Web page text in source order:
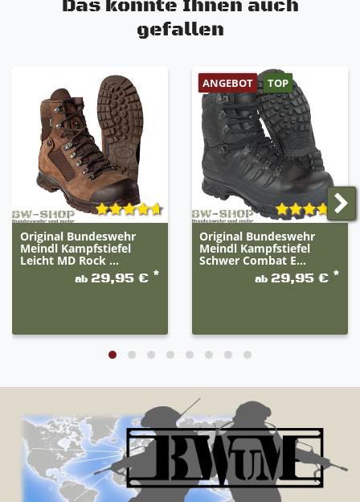
Das könnte Ihnen auch
gefallen
Original Bundeswehr
Meindl Kampfstiefel
Leicht MD Rock ...
ab 29,95 € *
ANGEBOT TOP
Original Bundeswehr
Meindl Kampfstiefel
Schwer Combat E...
ab 29,95 € *